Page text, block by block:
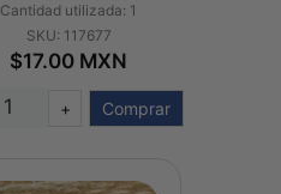
Cantidad utilizada: 1
SKU: 117677
$17.00 MXN
+ Comprar